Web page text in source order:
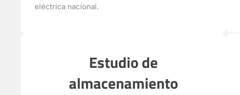
eléctrica nacional.
Estudio de
almacenamiento